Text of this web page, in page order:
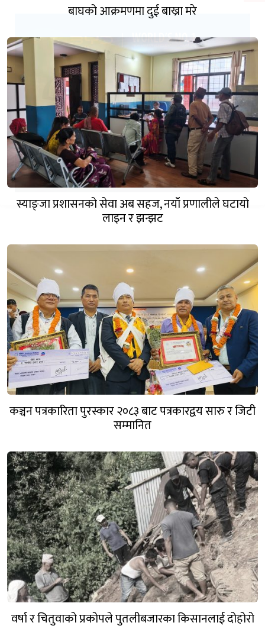
बाघको आक्रमणमा दुई बाख्रा मरे
स्याङ्जा प्रशासनको सेवा अब सहज, नयाँ प्रणालीले घटायो
लाइन र झन्झट
कञ्चन पत्रकारिता पुरस्कार २०८३ बाट पत्रकारद्वय सारु र जिटी
सम्मानित
वर्षा र चितुवाको प्रकोपले पुतलीबजारका किसानलाई दोहोरो